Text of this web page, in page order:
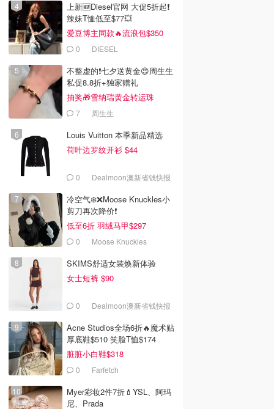
上新🆕Diesel官网 大促5折起❗️
辣妹T恤低至$77💥
爱豆博主同款🔥流浪包$350
0 DIESEL
不整虚的❗️七夕送黄金😍周生生
私促8.8折+独家赠礼
抽奖🎁雪纳瑞黄金转运珠
7 周生生
Louis Vuitton 本季新品精选
荷叶边罗纹开衫 $44
0 Dealmoon澳新省钱快报
冷空气❄️❌️Moose Knuckles小
剪刀再次降价❗️
低至6折 羽绒马甲$297
0 Moose Knuckles
SKIMS舒适女装焕新体验
女士短裤 $90
0 Dealmoon澳新省钱快报
Acne Studios全场6折🔥魔术贴
厚底鞋$510 笑脸T恤$174
脏脏小白鞋$318
0 Farfetch
Myer彩妆2件7折💄YSL、阿玛
尼、Prada